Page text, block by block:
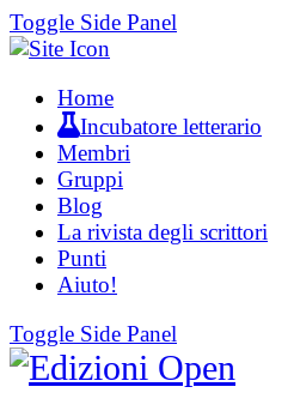
Toggle Side Panel
Home
Incubatore letterario
Membri
Gruppi
Blog
La rivista degli scrittori
Punti
Aiuto!
Toggle Side Panel